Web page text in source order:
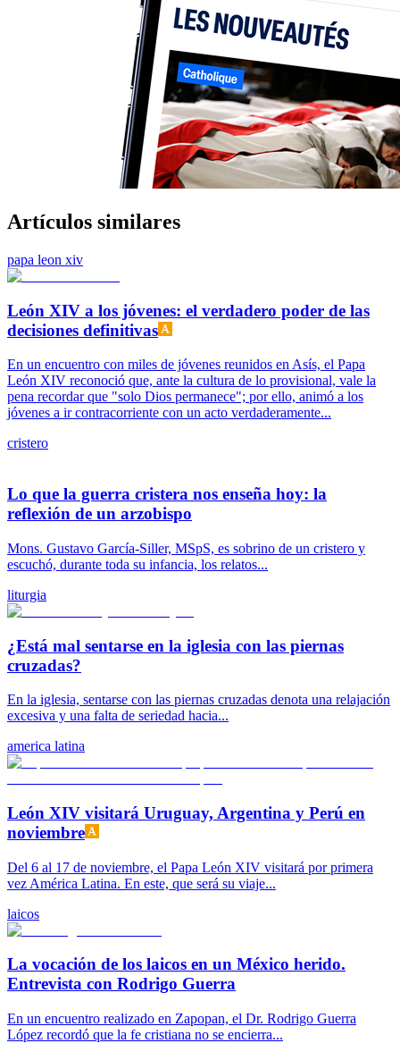
Artículos similares
papa leon xiv
León XIV a los jóvenes: el verdadero poder de las
decisiones definitivas
En un encuentro con miles de jóvenes reunidos en Asís, el Papa
León XIV reconoció que, ante la cultura de lo provisional, vale la
pena recordar que "solo Dios permanece"; por ello, animó a los
jóvenes a ir contracorriente con un acto verdaderamente...
cristero
Lo que la guerra cristera nos enseña hoy: la
reflexión de un arzobispo
Mons. Gustavo García-Siller, MSpS, es sobrino de un cristero y
escuchó, durante toda su infancia, los relatos...
liturgia
¿Está mal sentarse en la iglesia con las piernas
cruzadas?
En la iglesia, sentarse con las piernas cruzadas denota una relajación
excesiva y una falta de seriedad hacia...
america latina
León XIV visitará Uruguay, Argentina y Perú en
noviembre
Del 6 al 17 de noviembre, el Papa León XIV visitará por primera
vez América Latina. En este, que será su viaje...
laicos
La vocación de los laicos en un México herido.
Entrevista con Rodrigo Guerra
En un encuentro realizado en Zapopan, el Dr. Rodrigo Guerra
López recordó que la fe cristiana no se encierra...